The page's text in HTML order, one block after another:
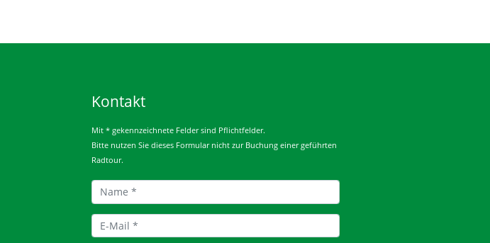
Kontakt
Mit * gekennzeichnete Felder sind Pflichtfelder.
Bitte nutzen Sie dieses Formular nicht zur Buchung einer geführten
Radtour.